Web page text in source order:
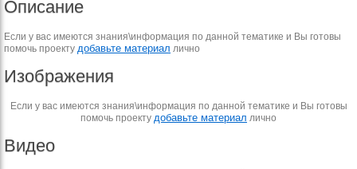
Описание
Если у вас имеются знания\информация по данной тематике и Вы готовы
помочь проекту добавьте материал лично
Изображения
Если у вас имеются знания\информация по данной тематике и Вы готовы
помочь проекту добавьте материал лично
Видео